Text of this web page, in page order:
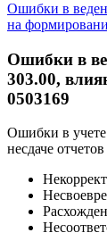
Ошибки в
на
Ошибки в
303.00,
0503169
Ошибки в учете
несдаче